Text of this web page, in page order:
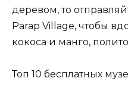
деревом, то
Parap Village, чтобы
кокоса и манго,
Топ 10 бесплатных